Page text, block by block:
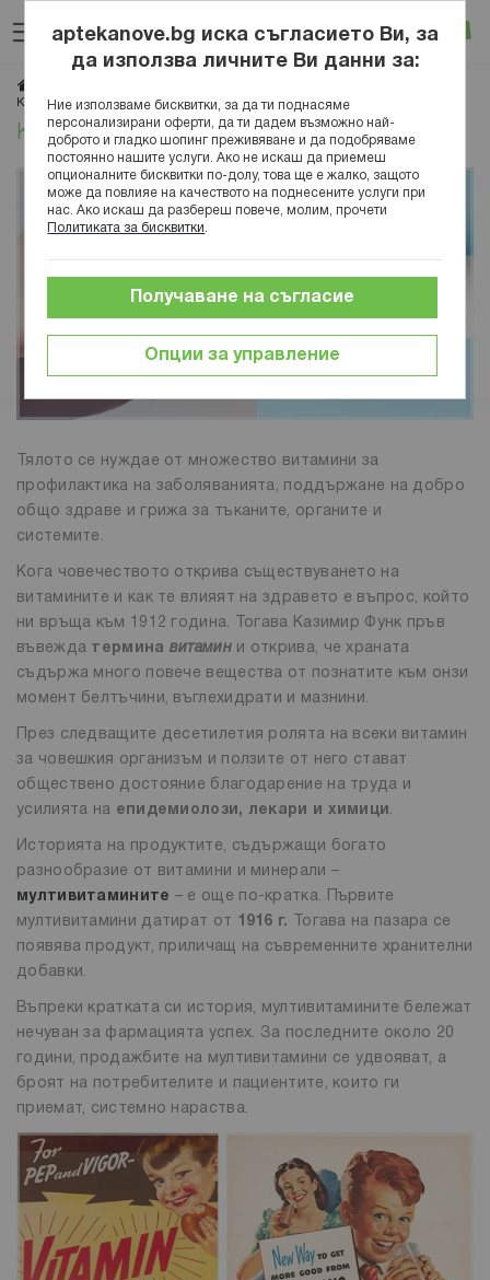
към
съдържанието
Вход
Как да изберете добри мултивитамини
Как да изберете добри мултивитамини
Тялото се нуждае от множество витамини за
профилактика на заболяванията, поддържане на добро
общо здраве и грижа за тъканите, органите и
системите.
Кога човечеството открива съществуването на
витамините и как те влияят на здравето е въпрос, който
ни връща към 1912 година. Тогава Казимир Функ пръв
въвежда термина витамини открива, че храната
съдържа много повече вещества от познатите към онзи
момент белтъчини, въглехидрати и мазнини.
През следващите десетилетия ролята на всеки витамин
за човешкия организъм и ползите от него стават
обществено достояние благодарение на труда и
усилията на епидемиолози, лекари и химици .
Историята на продуктите, съдържащи богато
разнообразие от витамини и минерали –
мултивитамините – е още по-кратка. Първите
мултивитамини датират от 1916 г.
Тогава на пазара се
появява продукт, приличащ на съвременните хранителни
добавки.
Въпреки кратката си история, мултивитамините бележат
нечуван за фармацията успех. За последните около 20
години, продажбите на мултивитамини се удвояват, а
броят на потребителите и пациентите, които ги
приемат, системно нараства.
aptekanove.bg иска съгласието Ви, за
да използва личните Ви данни за:
Ние използваме бисквитки, за да ти поднасяме
персонализирани оферти, да ти дадем възможно най-
доброто и гладко шопинг преживяване и да подобряваме
постоянно нашите услуги. Ако не искаш да приемеш
опционалните бисквитки по-долу, това ще е жалко, защото
може да повлияе на качеството на поднесените услуги при
нас. Ако искаш да разбереш повече, молим, прочети
Политиката за бисквитки
Опции за управление
Получаване на съгласие